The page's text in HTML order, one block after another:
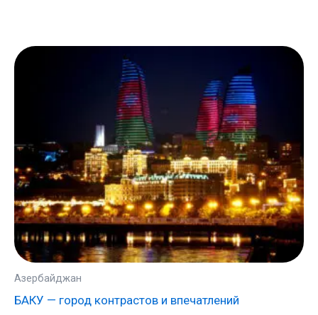
Азербайджан
БАКУ — город контрастов и впечатлений